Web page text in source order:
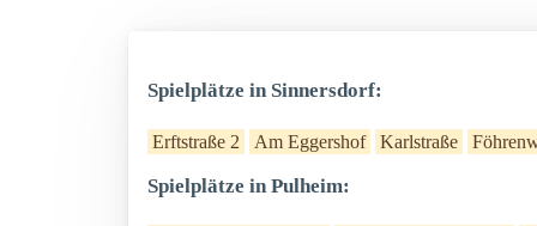
Spielplätze in Sinnersdorf:
Erftstraße 2 Am Eggershof Karlstraße
Spielplätze in Pulheim: